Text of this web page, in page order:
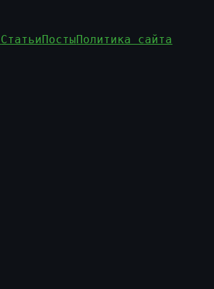
СтатьиПостыПолитика сайта